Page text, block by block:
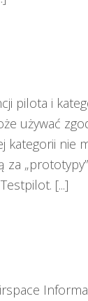
pilota i
używać
kategorii nie
za
[...]